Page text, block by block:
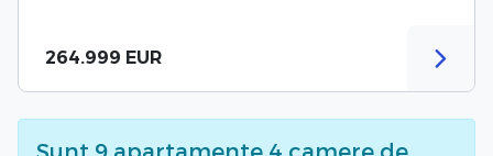
264.999 EUR
Sunt 9 apartamente 4 camere de